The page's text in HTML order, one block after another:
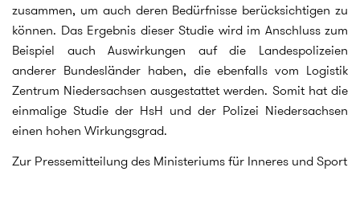
zusammen, um auch deren Bedürfnisse berücksichtigen zu
können. Das Ergebnis dieser Studie wird im Anschluss zum
Beispiel auch Auswirkungen auf die Landespolizeien
anderer Bundesländer haben, die ebenfalls vom Logistik
Zentrum Niedersachsen ausgestattet werden. Somit hat die
einmalige Studie der HsH und der Polizei Niedersachsen
einen hohen Wirkungsgrad.
Zur Pressemitteilung des Ministeriums für Inneres und Sport